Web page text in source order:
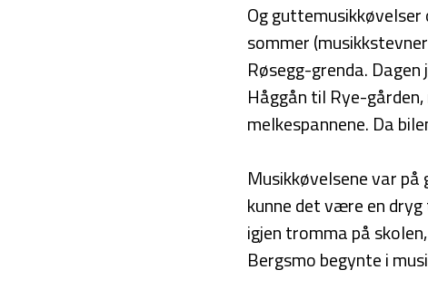
Og
sommer
Røsegg-grenda.
Håggån til Rye-
melkespannene. Da
Musikkøvelsene var
kunne det være en
igjen tromma på
Bergsmo begynte i